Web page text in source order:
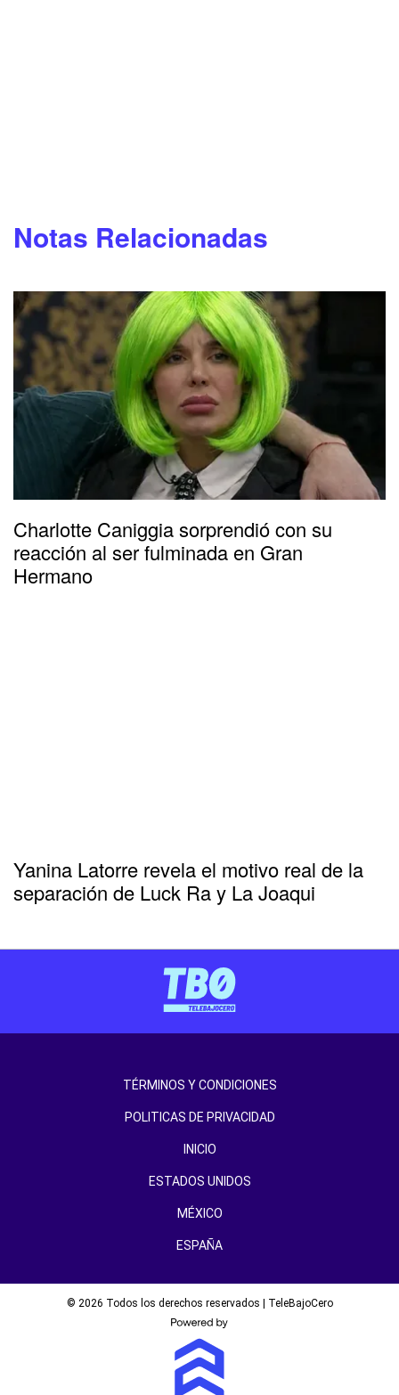
Notas Relacionadas
Charlotte Caniggia sorprendió con su
reacción al ser fulminada en Gran
Hermano
Yanina Latorre revela el motivo real de la
separación de Luck Ra y La Joaqui
TÉRMINOS Y CONDICIONES
POLITICAS DE PRIVACIDAD
INICIO
ESTADOS UNIDOS
MÉXICO
ESPAÑA
© 2026 Todos los derechos reservados | TeleBajoCero